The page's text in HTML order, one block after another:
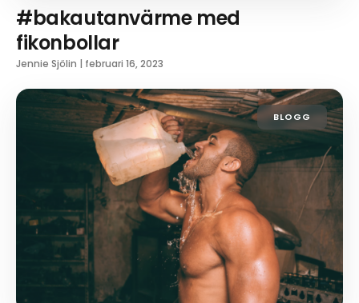
#bakautanvärme med
fikonbollar
Jennie Sjölin | februari 16, 2023
BLOGG